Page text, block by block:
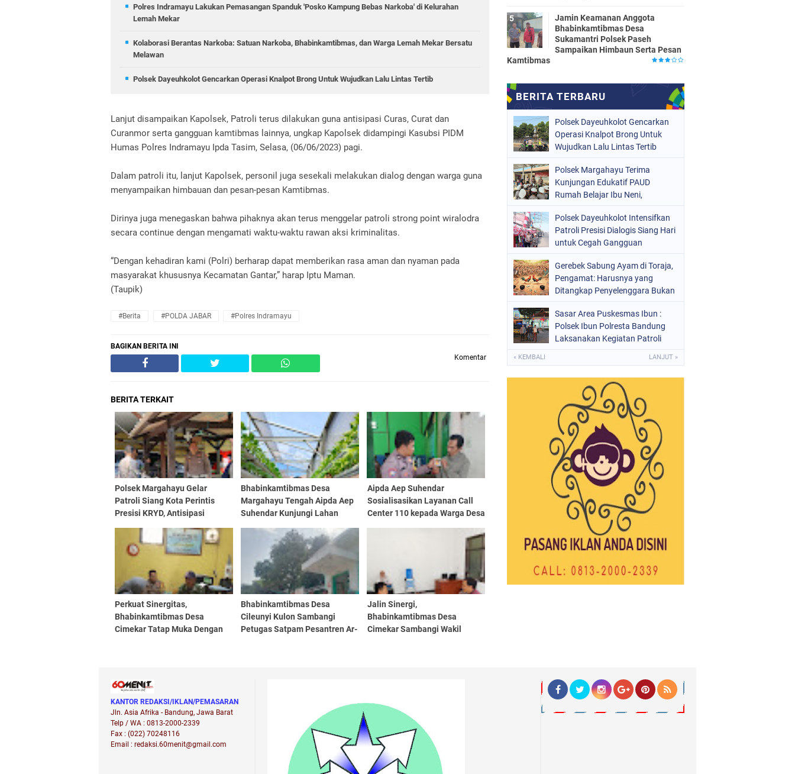
Polres Indramayu Lakukan Pemasangan Spanduk 'Posko Kampung Bebas Narkoba' di Kelurahan
Lemah Mekar
Kolaborasi Berantas Narkoba: Satuan Narkoba, Bhabinkamtibmas, dan Warga Lemah Mekar Bersatu
Melawan
Polsek Dayeuhkolot Gencarkan Operasi Knalpot Brong Untuk Wujudkan Lalu Lintas Tertib
Lanjut disampaikan Kapolsek, Patroli terus dilakukan guna antisipasi Curas, Curat dan
Curanmor serta gangguan kamtibmas lainnya, ungkap Kapolsek didampingi Kasubsi PIDM
Humas Polres Indramayu Ipda Tasim, Selasa, (06/06/2023) pagi.
Dalam patroli itu, lanjut Kapolsek, personil juga sesekali melakukan dialog dengan warga guna
menyampaikan himbauan dan pesan-pesan Kamtibmas.
Dirinya juga menegaskan bahwa pihaknya akan terus menggelar patroli strong point wiralodra
secara continue dengan mengamati waktu-waktu rawan aksi kriminalitas.
“Dengan kehadiran kami (Polri) berharap dapat memberikan rasa aman dan nyaman pada
masyarakat khususnya Kecamatan Gantar,” harap Iptu Maman.
(Taupik)
#Berita #POLDA JABAR #Polres Indramayu
BAGIKAN BERITA INI
Komentar
BERITA TERKAIT
Polsek Margahayu Gelar
Patroli Siang Kota Perintis
Presisi KRYD, Antisipasi
Wilayah Sukamenak dan
Sulaeman
Bhabinkamtibmas Desa
Margahayu Tengah Aipda Aep
Suhendar Kunjungi Lahan
Swasembada Pangan dan
Penghijauan Lingkungan
Aipda Aep Suhendar
Sosialisasikan Layanan Call
Center 110 kepada Warga Desa
Perkuat Sinergitas,
Bhabinkamtibmas Desa
Cimekar Tatap Muka Dengan
Bhabinkamtibmas Desa
Cileunyi Kulon Sambangi
Petugas Satpam Pesantren Ar-
Jalin Sinergi,
Bhabinkamtibmas Desa
Cimekar Sambangi Wakil
Jamin Keamanan Anggota
Bhabinkamtibmas Desa
Sukamantri Polsek Paseh
Sampaikan Himbaun Serta Pesan
Kamtibmas
Polsek Dayeuhkolot Gencarkan
Operasi Knalpot Brong Untuk
Wujudkan Lalu Lintas Tertib
Polsek Margahayu Terima
Kunjungan Edukatif PAUD
Rumah Belajar Ibu Neni,
Anak Sejak Dini
Polsek Dayeuhkolot Intensifkan
Patroli Presisi Dialogis Siang Hari
untuk Cegah Gangguan
Gerebek Sabung Ayam di Toraja,
Pengamat: Harusnya yang
Ditangkap Penyelenggara Bukan
Sasar Area Puskesmas Ibun :
Polsek Ibun Polresta Bandung
Laksanakan Kegiatan Patroli
« KEMBALI LANJUT »
KANTOR REDAKSI/IKLAN/PEMASARAN
Jln. Asia Afrika - Bandung, Jawa Barat
Telp / WA : 0813-2000-2339
Fax : (022) 70248116
Email : redaksi.60menit@gmail.com